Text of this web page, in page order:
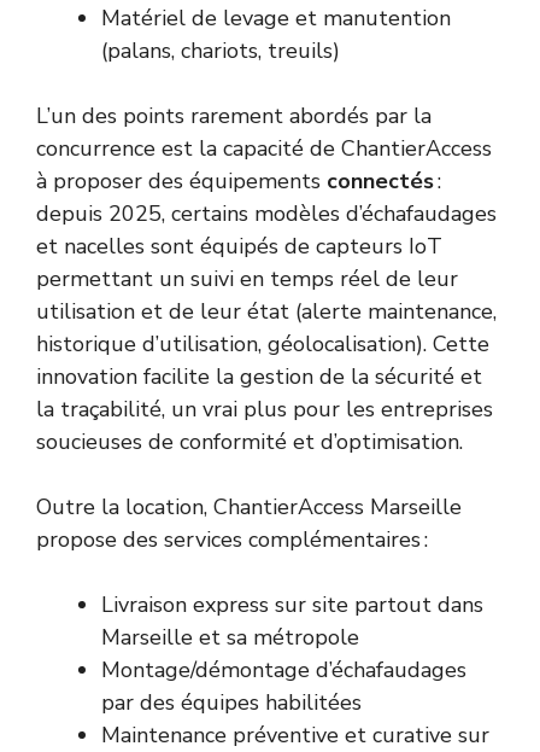
Matériel de levage et manutention
(palans, chariots, treuils)
L’un des points rarement abordés par la
concurrence est la capacité de ChantierAccess
à proposer des équipements connectés:
depuis 2025, certains modèles d’échafaudages
et nacelles sont équipés de capteurs IoT
permettant un suivi en temps réel de leur
utilisation et de leur état (alerte maintenance,
historique d’utilisation, géolocalisation). Cette
innovation facilite la gestion de la sécurité et
la traçabilité, un vrai plus pour les entreprises
soucieuses de conformité et d’optimisation.
Outre la location, ChantierAccess Marseille
propose des services complémentaires :
Livraison express sur site partout dans
Marseille et sa métropole
Montage/démontage d’échafaudages
par des équipes habilitées
Maintenance préventive et curative sur